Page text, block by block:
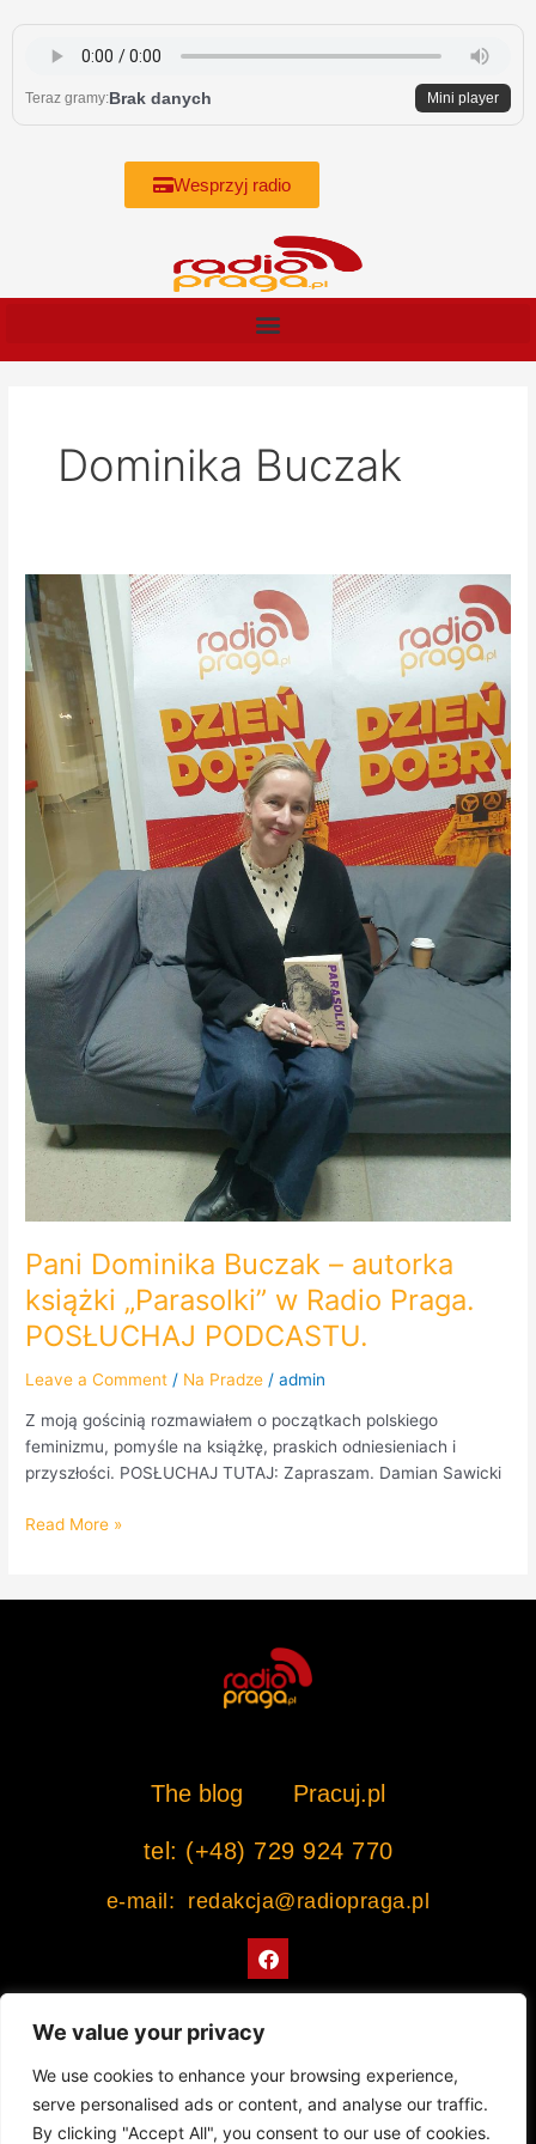
We value your privacy
We use cookies to enhance your browsing experience,
serve personalised ads or content, and analyse our traffic.
By clicking "Accept All", you consent to our use of cookies.
content
Teraz gramy:Brak danych Mini player
Wesprzyj radio
Dominika Buczak
Pani Dominika Buczak – autorka
książki „Parasolki” w Radio Praga.
POSŁUCHAJ PODCASTU.
Leave a Comment / Na Pradze /admin
Z moją gościnią rozmawiałem o początkach polskiego
feminizmu, pomyśle na książkę, praskich odniesieniach i
przyszłości. POSŁUCHAJ TUTAJ: Zapraszam. Damian Sawicki
Pani
Dominika
Buczak
–
autorka
książki
„Parasolki”
Radio
Praga.
POSŁUCHAJ
PODCASTU.
Read More »
The blog Pracuj.pl
tel: (+48) 729 924 770
e-mail: redakcja@radiopraga.pl
F
a
c
o
k
Współpracujemy z Muzeum Warszawskiej Pragi
© 2022 All rights Reserved. Radiopraga.pl